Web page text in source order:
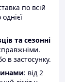
по всій
та сезонні
в застосунку.
: від 2